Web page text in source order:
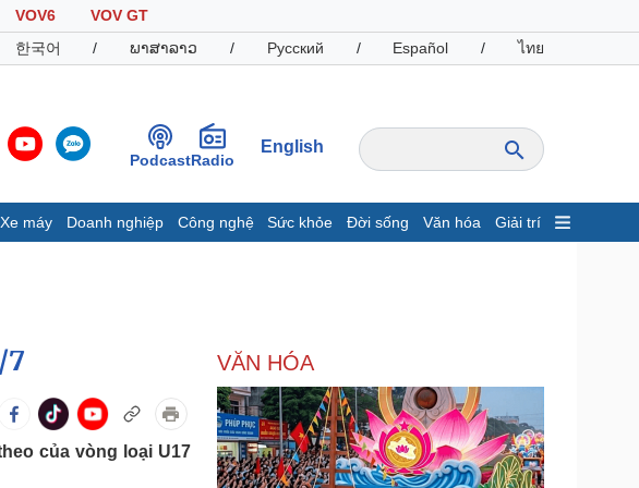
VOV6
VOV GT
한국어 / ພາສາລາວ / Русский / Español / ไทย
PodcastRadio
English
máy Doanh nghiệp Công nghệ Sức khỏe Đời sống Văn hóa Giải trí
Giá cà phê
Doanh nghiệp
Thông tin doanh nghiệp
Công nghệ
Sành điệu
7
của vòng loại U17
VĂN HÓA